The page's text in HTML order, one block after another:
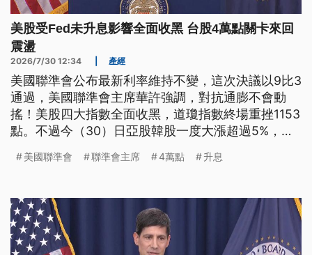
美股受Fed未升息影響全面收黑 台股4萬點關卡來回
震盪
2026/7/30 12:34 產經
美國聯準會公布最新利率維持不變，這次決議以9比3
通過，美國聯準會主席華許強調，對抗通膨不會動
搖！美股四大指數全面收黑，道瓊指數終場重挫1153
點。不過今（30）日亞股韓股一度大漲超過5%，日
回4萬1155點，但隨後漲勢縮小，目前指數在4萬點
美國聯準會 聯準會主席 4萬點 升息